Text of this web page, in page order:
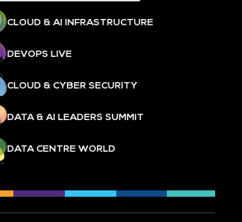
CLOUD & AI INFRASTRUCTURE
DEVOPS LIVE
CLOUD & CYBER SECURITY
DATA & AI LEADERS SUMMIT
DATA CENTRE WORLD